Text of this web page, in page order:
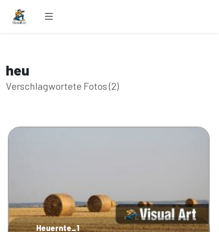
heu
Verschlagwortete Fotos (2)
Heuernte_1